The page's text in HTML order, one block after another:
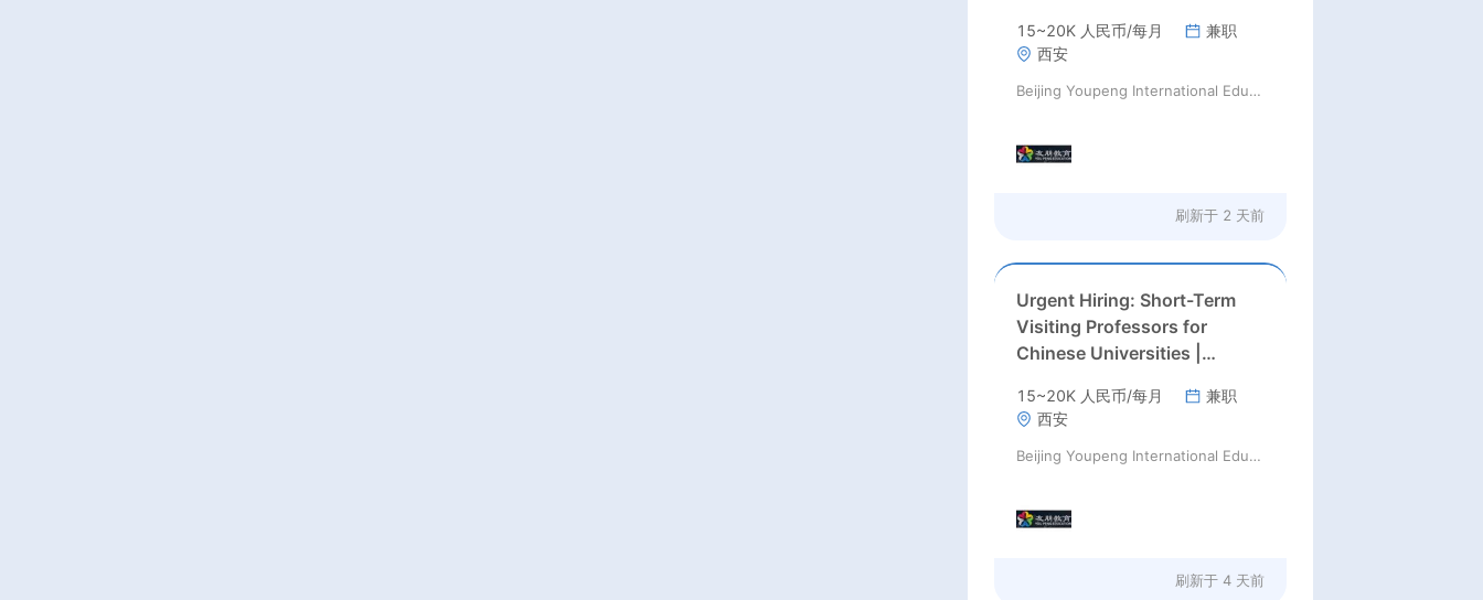
15~20K 人民币/每月
兼职
西安
Beijing Youpeng International Education Consulting Co., Ltd
刷新于 2 天前
Urgent Hiring: Short-Term
Visiting Professors for
Chinese Universities |
10,000–50,000+ + Flight &
Accommodation
15~20K 人民币/每月
兼职
西安
Beijing Youpeng International Education Consulting Co., Ltd
刷新于 4 天前